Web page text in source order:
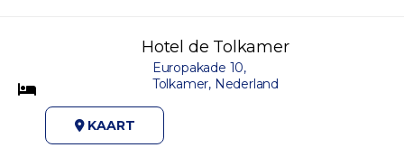
Hotel de Tolkamer
Europakade 10,
Tolkamer, Nederland
KAART